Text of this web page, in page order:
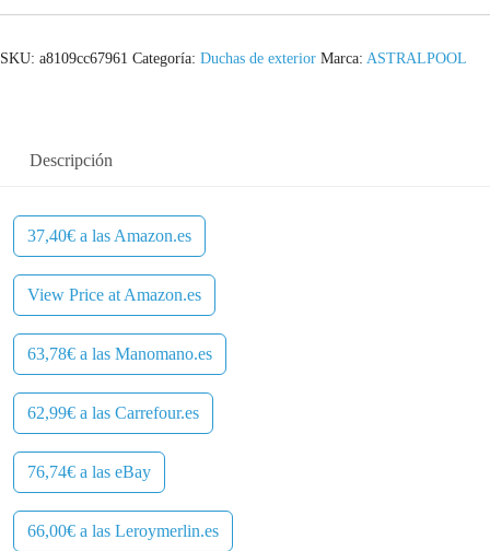
SKU: a8109cc67961 Categoría: Duchas de exterior Marca: ASTRALPOOL
Descripción
37,40€ a las Amazon.es
View Price at Amazon.es
63,78€ a las Manomano.es
62,99€ a las Carrefour.es
76,74€ a las eBay
66,00€ a las Leroymerlin.es